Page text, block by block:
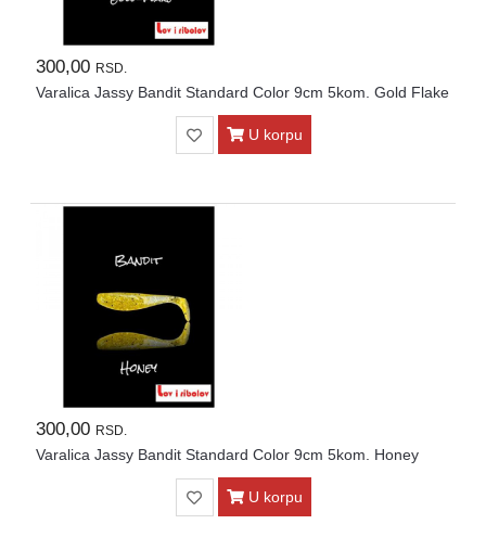
300,00 RSD.
Varalica Jassy Bandit Standard Color 9cm 5kom. Gold Flake
U korpu
300,00 RSD.
Varalica Jassy Bandit Standard Color 9cm 5kom. Honey
U korpu